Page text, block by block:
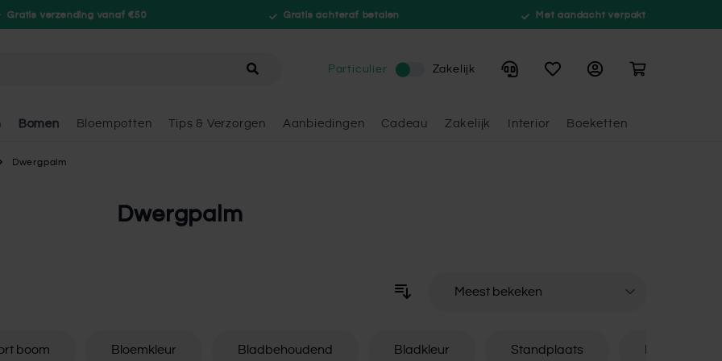
Gratis verzending vanaf €50 Gratis achteraf betalen Met aandacht verpakt
Bomen Bloempotten Tips & Verzorgen Aanbiedingen Cadeau Zakelijk Interior Boeketten
Particulier Zakelijk Winkelwagen
Dwergpalm
Dwergpalm
boom Bloemkleur Bladbehoudend Bladkleur Standplaats